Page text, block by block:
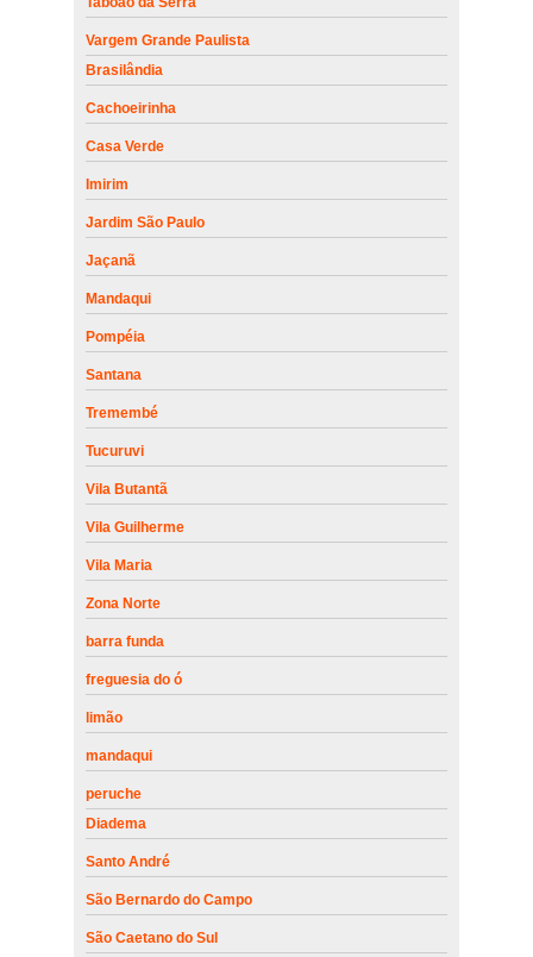
Vargem Grande Paulista
Brasilândia
Cachoeirinha
Casa Verde
Imirim
Jardim São Paulo
Jaçanã
Mandaqui
Pompéia
Santana
Tremembé
Tucuruvi
Vila Butantã
Vila Guilherme
Vila Maria
Zona Norte
barra funda
freguesia do ó
limão
mandaqui
peruche
Diadema
Santo André
São Bernardo do Campo
São Caetano do Sul